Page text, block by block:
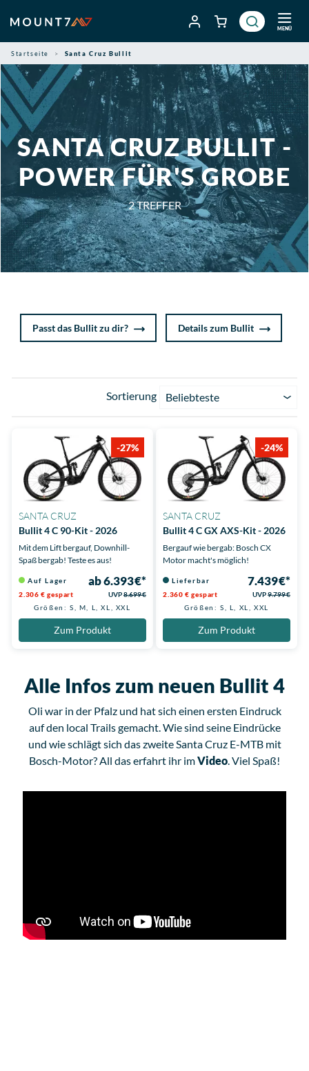
Inhalt
springen
MENÜ
Startseite Santa Cruz Bullit
SANTA CRUZ BULLIT -
POWER FÜR'S GROBE
2TREFFER
Passt das Bullit zu dir? Details zum Bullit
Sortierung Beliebteste
-27%
SANTA CRUZ
Bullit 4 C 90-Kit - 2026
Mit dem Lift bergauf, Downhill-
Spaß bergab! Teste es aus!
Auf Lager ab 6.393 €*
2.306 € gespart UVP8.699 €
Größen: S, M, L, XL, XXL
Zum Produkt
-24%
SANTA CRUZ
Bullit 4 C GX AXS-Kit - 2026
Bergauf wie bergab: Bosch CX
Motor macht's möglich!
Lieferbar 7.439 €*
2.360 € gespart UVP9.799 €
Größen: S, L, XL, XXL
Zum Produkt
Alle Infos zum neuen Bullit 4
Oli war in der Pfalz und hat sich einen ersten Eindruck
auf den local Trails gemacht. Wie sind seine Eindrücke
und wie schlägt sich das zweite Santa Cruz E-MTB mit
Bosch-Motor? All das erfahrt ihr imVideo. Viel Spaß!